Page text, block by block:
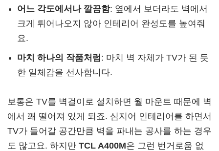
어느 각도에서나 깔끔함: 옆에서 보더라도 벽에서
크게 튀어나오지 않아 인테리어 완성도를 높여줘
요.
마치 하나의 작품처럼 : 마치 벽 자체가 TV가 된 듯
한 일체감을 선사합니다.
보통은 TV를 벽걸이로 설치하면 월 마운트 때문에 벽
에서 꽤 떨어져 있게 되죠. 심지어 인테리어를 하면서
TV가 들어갈 공간만큼 벽을 파내는 공사를 하는 경우
도 많고요. 하지만 TCL A400M은 그런 번거로움 없